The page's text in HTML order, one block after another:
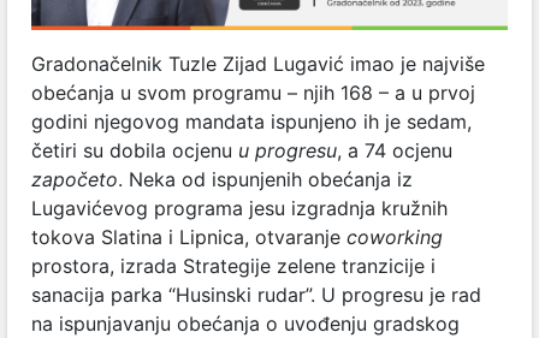
Gradonačelnik Tuzle Zijad Lugavić imao je najviše
obećanja u svom programu – njih 168 – a u prvoj
godini njegovog mandata ispunjeno ih je sedam,
četiri su dobila ocjenu u progresu, a 74 ocjenu
započeto. Neka od ispunjenih obećanja iz
Lugavićevog programa jesu izgradnja kružnih
tokova Slatina i Lipnica, otvaranje coworking
prostora, izrada Strategije zelene tranzicije i
sanacija parka “Husinski rudar”. U progresu je rad
na ispunjavanju obećanja o uvođenju gradskog